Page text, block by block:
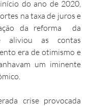
do ano de 2020,
na taxa de juros e
da reforma  da
aliviou as contas
era de otimismo e
um iminente
crise provocada